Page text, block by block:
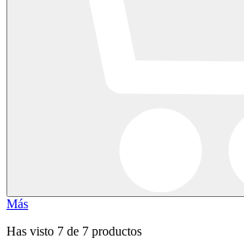
Más
Has visto 7 de 7 productos